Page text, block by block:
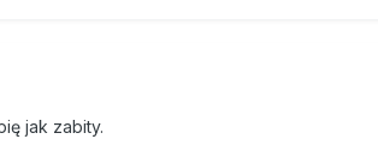
jak zabity.